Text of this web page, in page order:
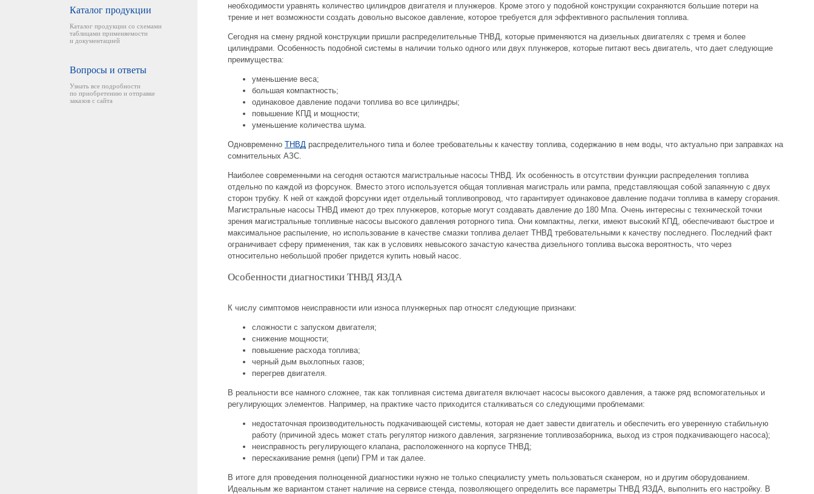
Каталог продукции
Каталог продукции со схемами
таблицами применяемости
и документацией
Вопросы и ответы
Узнать все подробности
по приобретению и отправке
заказов с сайта
необходимости уравнять количество цилиндров двигателя и плунжеров. Кроме этого у подобной конструкции сохраняются большие потери на
трение и нет возможности создать довольно высокое давление, которое требуется для эффективного распыления топлива.
Сегодня на смену рядной конструкции пришли распределительные ТНВД, которые применяются на дизельных двигателях с тремя и более
цилиндрами. Особенность подобной системы в наличии только одного или двух плунжеров, которые питают весь двигатель, что дает следующие
преимущества:
уменьшение веса;
большая компактность;
одинаковое давление подачи топлива во все цилиндры;
повышение КПД и мощности;
уменьшение количества шума.
Одновременно ТНВД распределительного типа и более требовательны к качеству топлива, содержанию в нем воды, что актуально при заправках на
сомнительных АЗС.
Наиболее современными на сегодня остаются магистральные насосы ТНВД. Их особенность в отсутствии функции распределения топлива
отдельно по каждой из форсунок. Вместо этого используется общая топливная магистраль или рампа, представляющая собой запаянную с двух
сторон трубку. К ней от каждой форсунки идет отдельный топливопровод, что гарантирует одинаковое давление подачи топлива в камеру сгорания.
Магистральные насосы ТНВД имеют до трех плунжеров, которые могут создавать давление до 180 Мпа. Очень интересны с технической точки
зрения магистральные топливные насосы высокого давления роторного типа. Они компактны, легки, имеют высокий КПД, обеспечивают быстрое и
максимальное распыление, но использование в качестве смазки топлива делает ТНВД требовательными к качеству последнего. Последний факт
ограничивает сферу применения, так как в условиях невысокого зачастую качества дизельного топлива высока вероятность, что через
относительно небольшой пробег придется купить новый насос.
Особенности диагностики ТНВД ЯЗДА
К числу симптомов неисправности или износа плунжерных пар относят следующие признаки:
сложности с запуском двигателя;
снижение мощности;
повышение расхода топлива;
черный дым выхлопных газов;
перегрев двигателя.
В реальности все намного сложнее, так как топливная система двигателя включает насосы высокого давления, а также ряд вспомогательных и
регулирующих элементов. Например, на практике часто приходится сталкиваться со следующими проблемами:
недостаточная производительность подкачивающей системы, которая не дает завести двигатель и обеспечить его уверенную стабильную
работу (причиной здесь может стать регулятор низкого давления, загрязнение топливозаборника, выход из строя подкачивающего насоса);
неисправность регулирующего клапана, расположенного на корпусе ТНВД;
перескакивание ремня (цепи) ГРМ и так далее.
В итоге для проведения полноценной диагностики нужно не только специалисту уметь пользоваться сканером, но и другим оборудованием.
Идеальным же вариантом станет наличие на сервисе стенда, позволяющего определить все параметры ТНВД ЯЗДА, выполнить его настройку. В